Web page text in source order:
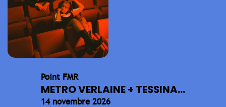
Point FMR
METRO VERLAINE + TESSINA...
14 novembre 2026